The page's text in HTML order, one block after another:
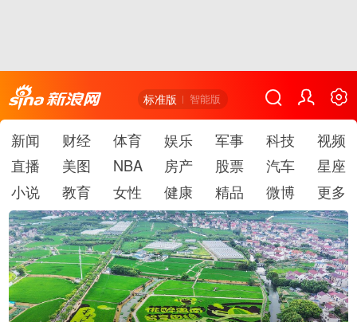
标准版 智能版
新闻 财经 体育 娱乐 军事 科技
视频
直播
美图 NBA 房产 股票 汽车
星座
小说
教育 女性 健康 精品 微博 更多